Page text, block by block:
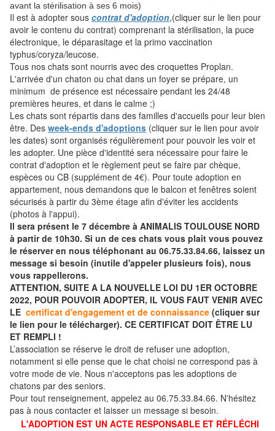
avant la stérilisation à ses 6 mois)
Il est à adopter sous contrat d'adoption,(cliquer sur le lien pour
avoir le contenu du contrat) comprenant la stérilisation, la puce
électronique, le déparasitage et la primo vaccination
typhus/coryza/leucose.
Tous nos chats sont nourris avec des croquettes Proplan.
L'arrivée d'un chaton ou chat dans un foyer se prépare, un
minimum de présence est nécessaire pendant les 24/48
premières heures, et dans le calme ;)
Les chats sont répartis dans des familles d'accueils pour leur bien
être. Des week-ends d'adoptions (cliquer sur le lien pour avoir
les dates) sont organisés régulièrement pour pouvoir les voir et
les adopter. Une pièce d'identité sera nécessaire pour faire le
contrat d'adoption et le règlement peut se faire par chèque,
espèces ou CB (supplément de 4€). Pour toute adoption en
appartement, nous demandons que le balcon et fenêtres soient
sécurisés à partir du 3ème étage afin d'éviter les accidents
(photos à l'appui).
Il sera présent le 7 décembre à ANIMALIS TOULOUSE NORD
à partir de 10h30. Si un de ces chats vous plait vous pouvez
le réserver en nous téléphonant au 06.75.33.84.66, laissez un
message si besoin (inutile d'appeler plusieurs fois), nous
vous rappellerons.
ATTENTION, SUITE A LA NOUVELLE LOI DU 1ER OCTOBRE
2022, POUR POUVOIR ADOPTER, IL VOUS FAUT VENIR AVEC
LE certificat d'engagement et de connaissance (cliquer sur
le lien pour le télécharger). CE CERTIFICAT DOIT ÊTRE LU
ET REMPLI !
L’association se réserve le droit de refuser une adoption,
notamment si elle pense que le chat choisi ne correspond pas à
votre mode de vie. Nous n'acceptons pas les adoptions de
chatons par des seniors.
Pour tout renseignement, appelez au 06.75.33.84.66. N'hésitez
pas à nous contacter et laisser un message si besoin.
L'ADOPTION EST UN ACTE RESPONSABLE ET RÉFLÉCHI